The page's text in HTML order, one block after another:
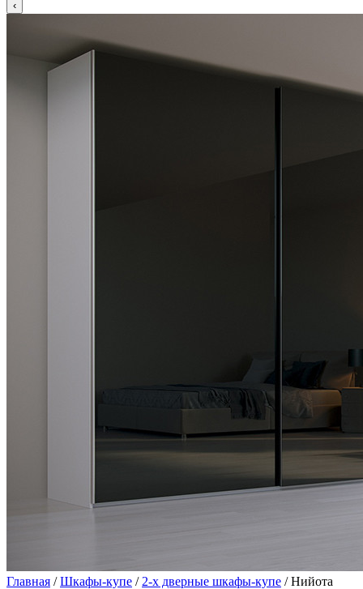
Главная /Шкафы-купе / 2-х дверные шкафы-купе / Нийота